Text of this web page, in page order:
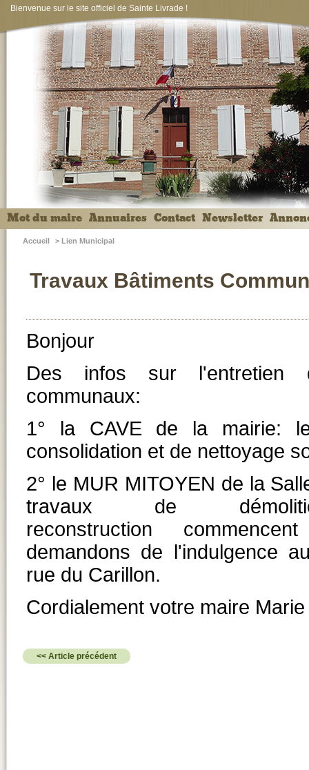
Bienvenue sur le site officiel de Sainte Livrade !
Mot du maire Annuaires Contact Newsletter
Accueil > Lien Municipal
Travaux Bâtiments
Bonjour
Des infos sur l'entretien
communaux:
1° la CAVE de la mairie:
consolidation et de nettoyage
2° le MUR MITOYEN de la
travaux de
reconstruction
demandons de l'indulgence
rue du Carillon.
Cordialement votre maire
<< Article précédent